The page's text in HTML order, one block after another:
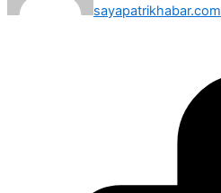
sayapatrikhabar.com